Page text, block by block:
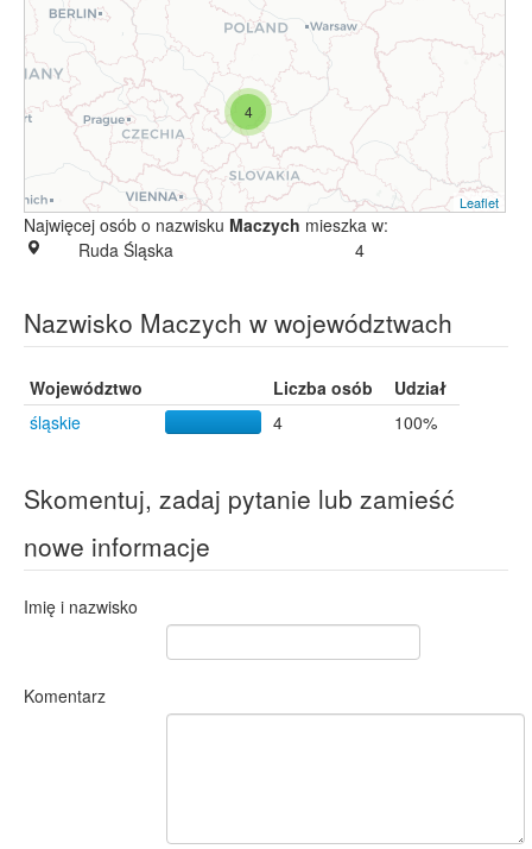
4
Leaflet
Najwięcej osób o nazwisku Maczych mieszka w:
Ruda Śląska
4
Nazwisko Maczych w województwach
Województwo Liczba osób
Udział
śląskie
4 100%
Skomentuj, zadaj pytanie lub zamieść
nowe informacje
Imię i nazwisko
Komentarz